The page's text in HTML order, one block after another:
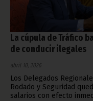
La cúpula de Tráfico
de conducir ilegales
abril 10, 2026
Los Delegados
Rodado y Seguridad
salarios con efecto